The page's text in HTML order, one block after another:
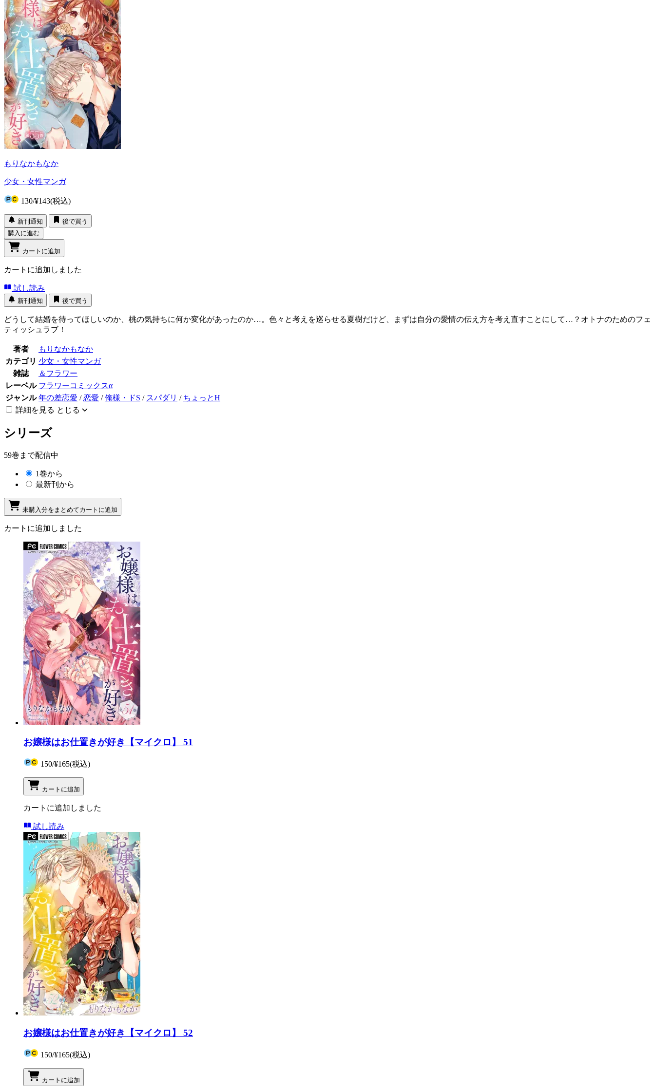
もりなかもなか
少女・女性マンガ
130/¥143(税込)
新刊通知
後で買う
購入に進む
カートに追加
カートに追加しました
試し読み
新刊通知 後で買う
どうして結婚を待ってほしいのか、桃の気持ちに何か変化があったのか…。色々と考えを巡らせる夏樹だけど、まずは自分の愛情の伝え方を考え直すことにして…？オトナのためのフェ
ティッシュラブ！
著者
もりなかもなか
カテゴリ 少女・女性マンガ
雑誌
＆フラワー
レーベル フラワーコミックスα
ジャンル 年の差恋愛 /恋愛 /俺様・ドS / スパダリ / ちょっとH
詳細を見る とじる
シリーズ
59巻まで配信中
1巻から
最新刊から
未購入分をまとめてカートに追加
カートに追加しました
お嬢様はお仕置きが好き【マイクロ】 51
150/¥165(税込)
カートに追加
カートに追加しました
試し読み
お嬢様はお仕置きが好き【マイクロ】 52
150/¥165(税込)
カートに追加